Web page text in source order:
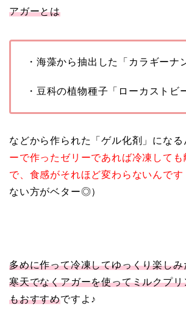
アガーとは
・海藻から抽出した「カラギーナ
・豆科の植物種子「ローカストビ
などから作られた「ゲル化剤」になる
ーで作ったゼリーであれば冷凍して
で、食感がそれほど変わらないんです
ない方がベター◎）
多めに作って冷凍してゆっくり楽し
寒天でなくアガーを使ってミルクプ
もおすすめですよ♪